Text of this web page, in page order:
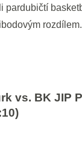
pardubičtí
rozdílem.
vs. BK JIP